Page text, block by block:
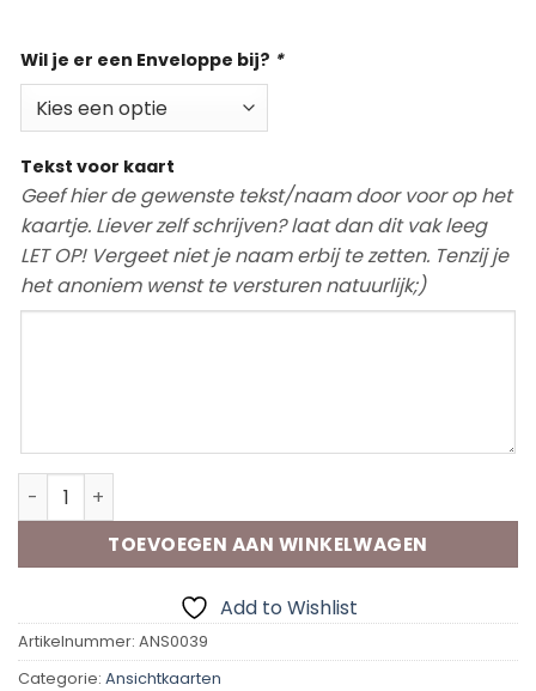
Wil je er een Enveloppe bij? *
Tekst voor kaart
Geef hier de gewenste tekst/naam door voor op het
kaartje. Liever zelf schrijven? laat dan dit vak leeg
LET OP! Vergeet niet je naam erbij te zetten. Tenzij je
het anoniem wenst te versturen natuurlijk;)
Wenskaart | Proost geniet lach aantal
TOEVOEGEN AAN WINKELWAGEN
Add to Wishlist
Artikelnummer: ANS0039
Categorie: Ansichtkaarten